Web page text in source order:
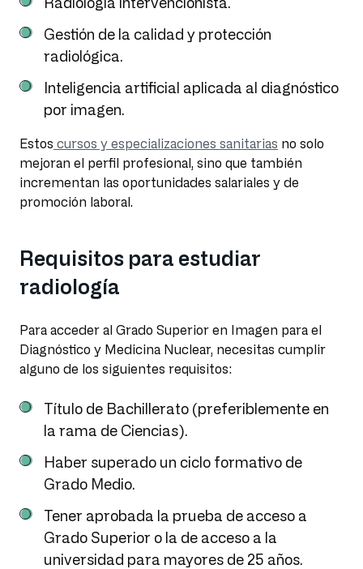
Gestión de la calidad y protección
radiológica.
Inteligencia artificial aplicada al diagnóstico
por imagen.
Estos cursos y especializaciones sanitarias no solo
mejoran el perfil profesional, sino que también
incrementan las oportunidades salariales y de
promoción laboral.
Requisitos para estudiar
radiología
Para acceder al Grado Superior en Imagen para el
Diagnóstico y Medicina Nuclear, necesitas cumplir
alguno de los siguientes requisitos:
Título de Bachillerato (preferiblemente en
la rama de Ciencias).
Haber superado un ciclo formativo de
Grado Medio.
Tener aprobada la prueba de acceso a
Grado Superior o la de acceso a la
universidad para mayores de 25 años.